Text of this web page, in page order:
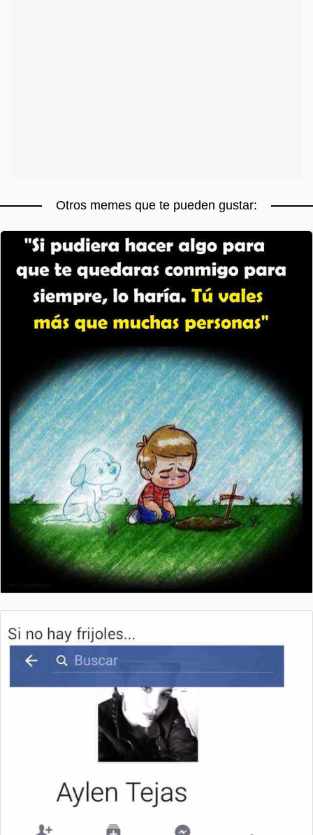
Otros memes que te pueden gustar: